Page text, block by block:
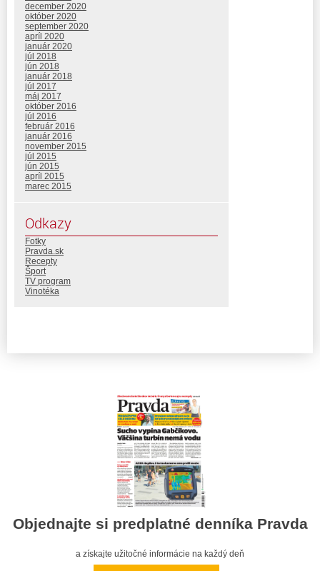
december 2020
október 2020
september 2020
apríl 2020
január 2020
júl 2018
jún 2018
január 2018
júl 2017
máj 2017
október 2016
júl 2016
február 2016
január 2016
november 2015
júl 2015
jún 2015
apríl 2015
marec 2015
Odkazy
Fotky
Pravda.sk
Recepty
Šport
TV program
Vinotéka
Objednajte si predplatné denníka Pravda
a získajte užitočné informácie na každý deň